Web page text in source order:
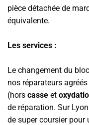
pièce détachée de
équivalente.
Les services :
Le changement du bloc
nos réparateurs
(hors casse et
de réparation. Sur
de super coursier pour